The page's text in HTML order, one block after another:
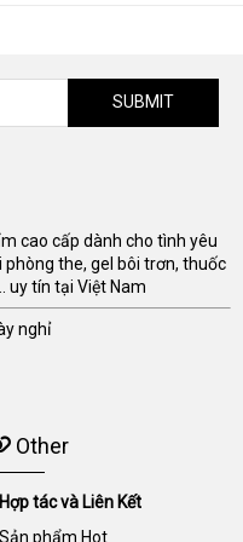
SUBMIT
cao cấp dành cho tình yêu
phòng the, gel bôi trơn, thuốc
uy tín tại Việt Nam
nghỉ
Other
Hợp tác và Liên Kết
Sản phẩm Hot